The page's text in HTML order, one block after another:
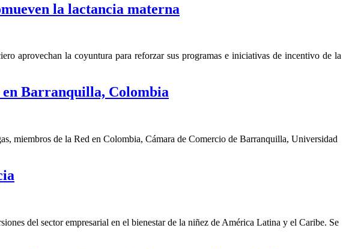
la lactancia materna
aprovechan la coyuntura para reforzar sus programas e iniciativas de incentivo de la
en Barranquilla, Colombia
miembros de la Red en Colombia, Cámara de Comercio de Barranquilla, Universidad
del sector empresarial en el bienestar de la niñez de América Latina y el Caribe. Se